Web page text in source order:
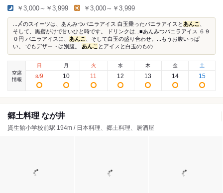
￥3,000～￥3,999 ￥3,000～￥3,999
...〆のスイーツは、あんみつバニラアイス 白玉乗ったバニラアイスと あんこ
そして、黒蜜がけで甘いひと時です。 ドリンクは...■あんみつバニラアイス ６９
０円 バニラアイスに、 あんこ
、そして白玉の盛り合わせ。...もうお腹いっぱ
い。 でもデザートは別腹。 あんこ とアイスと白玉のもの...
空席
情報
日
8/9
月
10
火
11
水
12
木
13
金
14
土
15
郷土料理 なが井
資生館小学校前駅 194m / 日本料理、郷土料理、居酒屋